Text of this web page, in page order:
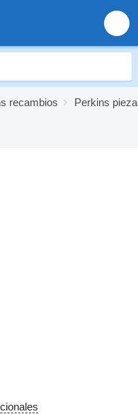
recambios Perkins